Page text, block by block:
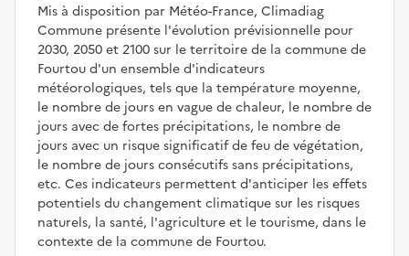
Mis à disposition par Météo-France, Climadiag
Commune présente l'évolution prévisionnelle pour
2030, 2050 et 2100 sur le territoire de la commune de
Fourtou d'un ensemble d'indicateurs
météorologiques, tels que la température moyenne,
le nombre de jours en vague de chaleur, le nombre de
jours avec de fortes précipitations, le nombre de
jours avec un risque significatif de feu de végétation,
le nombre de jours consécutifs sans précipitations,
etc. Ces indicateurs permettent d'anticiper les effets
potentiels du changement climatique sur les risques
naturels, la santé, l'agriculture et le tourisme, dans le
contexte de la commune de Fourtou.